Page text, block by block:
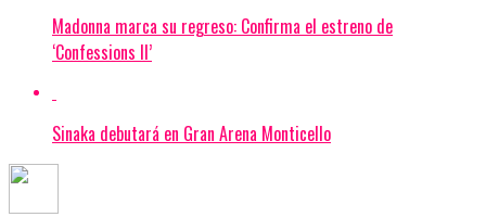
Madonna marca su regreso: Confirma el estreno de
‘Confessions II’
Sinaka debutará en Gran Arena Monticello